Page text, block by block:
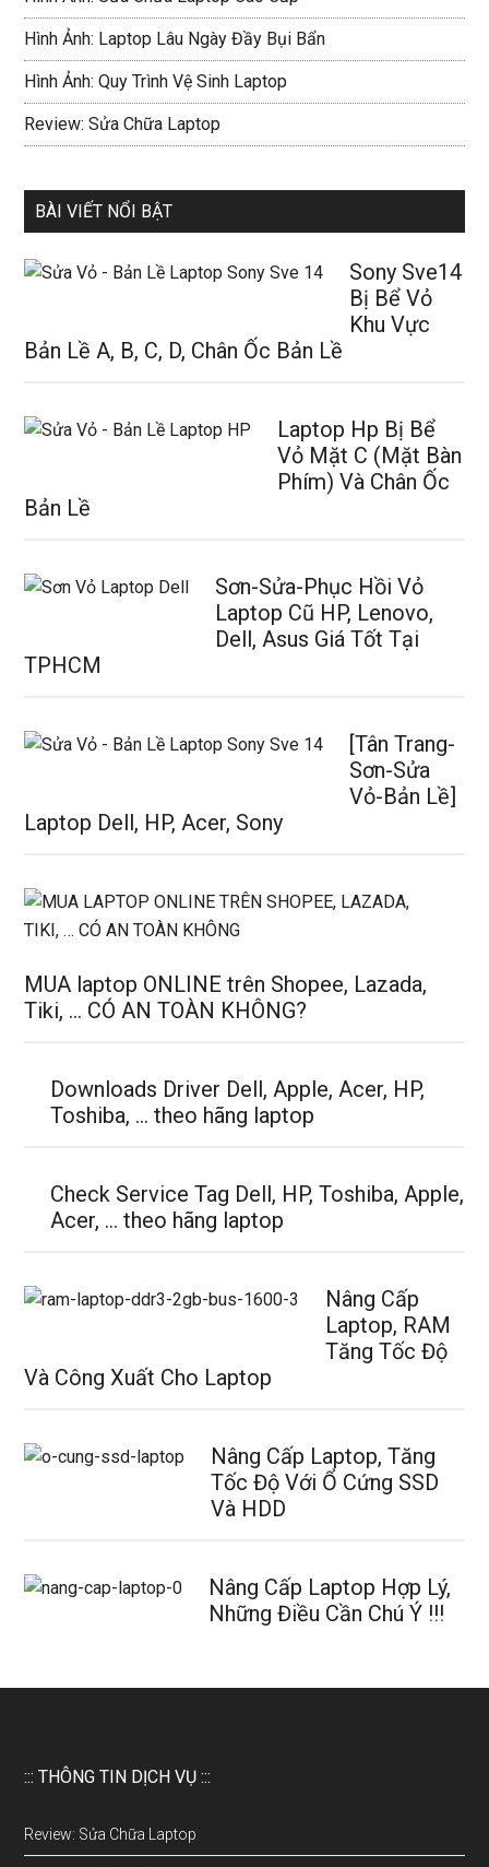
Hình Ảnh: Laptop Lâu Ngày Đầy Bụi Bẩn
Hình Ảnh: Quy Trình Vệ Sinh Laptop
Review: Sửa Chữa Laptop
BÀI VIẾT NỔI BẬT
Sony Sve14
Bị Bể Vỏ
Khu Vực
Bản Lề A, B, C, D, Chân Ốc Bản Lề
Laptop Hp Bị Bể
Vỏ Mặt C (Mặt Bàn
Phím) Và Chân Ốc
Bản Lề
Sơn-Sửa-Phục Hồi Vỏ
Laptop Cũ HP, Lenovo,
Dell, Asus Giá Tốt Tại
TPHCM
[Tân Trang-
Sơn-Sửa
Vỏ-Bản Lề]
Laptop Dell, HP, Acer, Sony
MUA laptop ONLINE trên Shopee, Lazada,
Tiki, … CÓ AN TOÀN KHÔNG?
Downloads Driver Dell, Apple, Acer, HP,
Toshiba, … theo hãng laptop
Check Service Tag Dell, HP, Toshiba, Apple,
Acer, … theo hãng laptop
Nâng Cấp
Laptop, RAM
Tăng Tốc Độ
Và Công Xuất Cho Laptop
Nâng Cấp Laptop, Tăng
Tốc Độ Với Ổ Cứng SSD
Và HDD
Nâng Cấp Laptop Hợp Lý,
Những Điều Cần Chú Ý !!!
::: THÔNG TIN DỊCH VỤ :::
Review: Sửa Chữa Laptop